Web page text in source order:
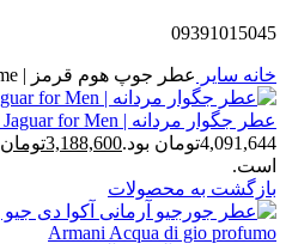
09391015045
خانه سایر عطر جوپ هوم قرمز | Joop Homme
عطر جگوار مردانه | Jaguar for Men
4,091,644تومان بود.
3,188,600تومان
است.
بازگشت به محصولات